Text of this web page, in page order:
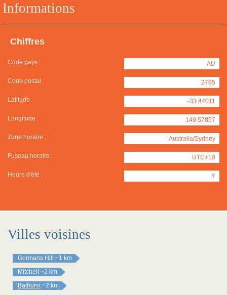
Informations
Chiffres
Code pays : AU
Code postal : 2795
Latitude : -33.44011
Longitude : 149.57857
Zone horaire : Australia/Sydney
Fuseau horaire : UTC+10
Heure d'été : Y
Villes voisines
Gormans Hill
~1 km
Mitchell
~2 km
Bathurst ~2 km